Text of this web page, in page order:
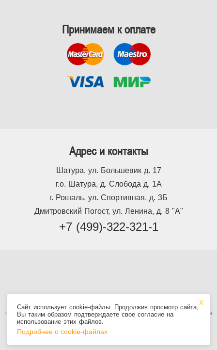
Принимаем к оплате
Адрес и контакты
Шатура, ул. Большевик д. 17
г.о. Шатура, д. Слобода д. 1А
г. Рошаль, ул. Спортивная, д. 3Б
Дмитровский Погост, ул. Ленина, д. 8 "А"
+7 (499)-322-321-1
Используя сайт, вы принимаетеПользовательское соглашение, в том
числе условия использования cookie. Информация на сайте не является
публичной офертой.
Сайт использует cookie-файлы. Продолжив просмотр сайта,
Вы таким образом подтверждаете свое согласие на
использование этих файлов.
Подробнее о cookie-файлах